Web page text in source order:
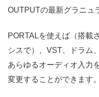
OUTPUTの最新グラニュ
PORTALを使えば（搭載
シスで）、VST、ドラム
あらゆるオーディオ入力
変更することができます。